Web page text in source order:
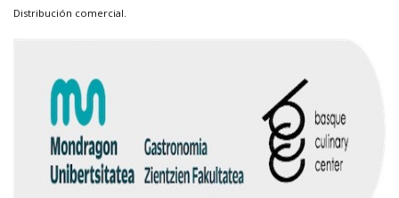
Distribución comercial.